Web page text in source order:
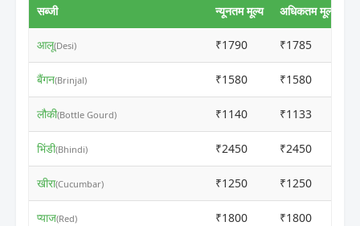
सब्जी न्यूनतम मूल्य अधिकतम मूल्य
आलू(Desi) ₹1790 ₹1785
बैंगन(Brinjal) ₹1580 ₹1580
लौकी(Bottle Gourd) ₹1140 ₹1133
भिंडी(Bhindi) ₹2450 ₹2450
खीरा(Cucumbar) ₹1250 ₹1250
प्याज(Red) ₹1800 ₹1800